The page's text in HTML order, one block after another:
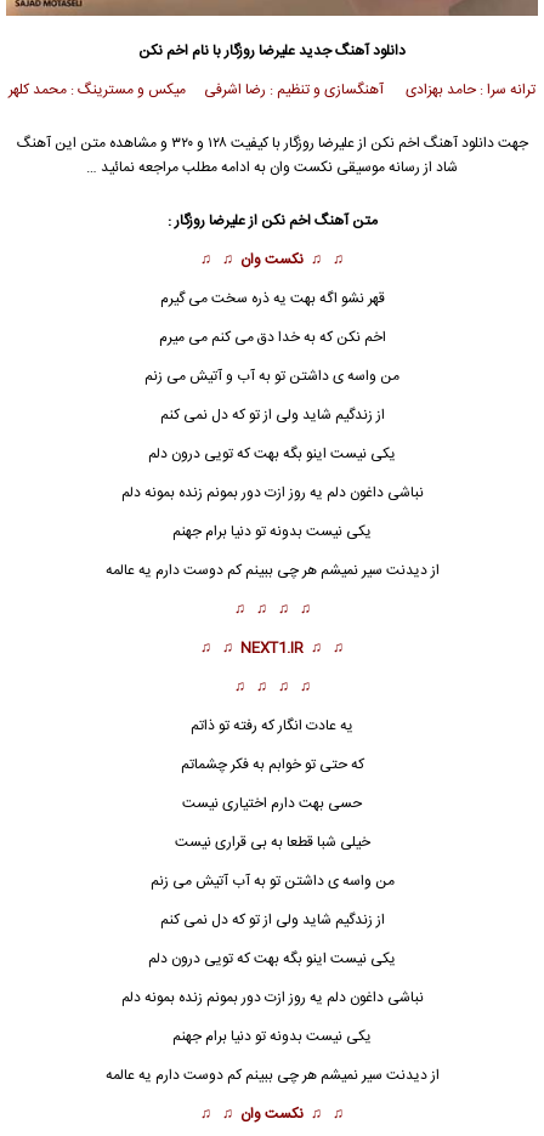
دانلود آهنگ جدیدعلیرضا روزگاربا نام اخم نکن
ترانه سرا : حامد بهزادی آهنگسازی و تنظیم : رضا اشرفی میکس و مسترینگ : محمد کلهر
جهت دانلود آهنگ اخم نکن ازعلیرضا روزگار
با کیفیت ۱۲۸ و ۳۲۰ و مشاهده متن این آهنگ
شاد از رسانه موسیقی نکست وان به ادامه مطلب مراجعه نمائید …
متن آهنگ اخم نکن ازعلیرضا روزگار:
♫ ♫ نکست وان ♫ ♫
قهر نشو اگه بهت یه ذره سخت می گیرم
اخم نکن که به خدا دق می کنم می میرم
من واسه ی داشتن تو به آب و آتیش می زنم
از زندگیم شاید ولی از تو که دل نمی کنم
یکی نیست اینو بگه بهت که تویی درون دلم
نباشی داغون دلم یه روز ازت دور بمونم زنده بمونه دلم
یکی نیست بدونه تو دنیا برام جهنم
از دیدنت سیر نمیشم هر چی ببینم کم دوست دارم یه عالمه
♫ ♫ ♫ ♫
♫ ♫
NEXT1.IR
♫ ♫
♫ ♫ ♫ ♫
یه عادت انگار که رفته تو ذاتم
که حتی تو خوابم به فکر چشماتم
حسی بهت دارم اختیاری نیست
خیلی شبا قطعا به بی قراری نیست
من واسه ی داشتن تو به آب آتیش می زنم
از زندگیم شاید ولی از تو که دل نمی کنم
یکی نیست اینو بگه بهت که تویی درون دلم
نباشی داغون دلم یه روز ازت دور بمونم زنده بمونه دلم
یکی نیست بدونه تو دنیا برام جهنم
از دیدنت سیر نمیشم هر چی ببینم کم دوست دارم یه عالمه
♫ ♫ نکست وان ♫ ♫